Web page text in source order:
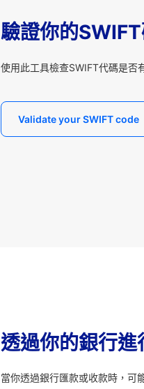
驗證你的
使用此工具檢查SWIFT代碼是否
Validate your SWIFT code
透過你的銀行
當你透過銀行匯款或收款時，可